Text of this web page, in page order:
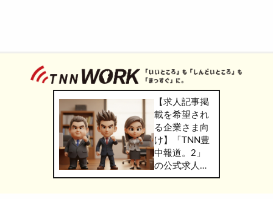
【求人記事掲
載を希望され
る企業さま向
け】「TNN豊
中報道。2」
の公式求人情
報サービス